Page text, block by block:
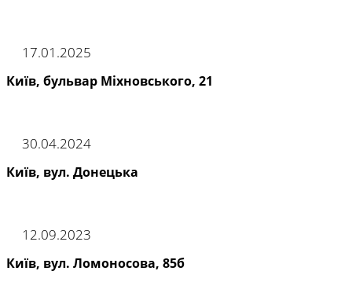
17.01.2025
Київ, бульвар Міхновського, 21
30.04.2024
Київ, вул. Донецька
12.09.2023
Київ, вул. Ломоносова, 85б